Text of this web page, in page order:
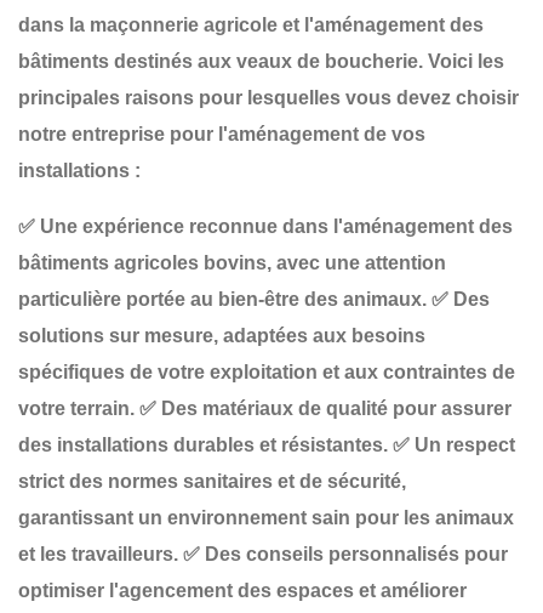
dans la maçonnerie agricole et l'aménagement des
bâtiments destinés aux veaux de boucherie. Voici les
principales raisons pour lesquelles vous devez choisir
notre entreprise pour l'aménagement de vos
installations :
✅ Une expérience reconnue dans l'aménagement des
bâtiments agricoles bovins, avec une attention
particulière portée au bien-être des animaux. ✅ Des
solutions sur mesure, adaptées aux besoins
spécifiques de votre exploitation et aux contraintes de
votre terrain. ✅ Des matériaux de qualité pour assurer
des installations durables et résistantes. ✅ Un respect
strict des normes sanitaires et de sécurité,
garantissant un environnement sain pour les animaux
et les travailleurs. ✅ Des conseils personnalisés pour
optimiser l'agencement des espaces et améliorer